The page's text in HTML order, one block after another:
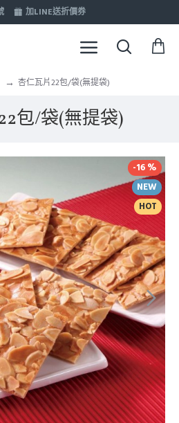
加LINE送折價券
杏仁瓦片22包/袋(無提袋)
包/袋(無提袋)
NEW
HOT
-16 %